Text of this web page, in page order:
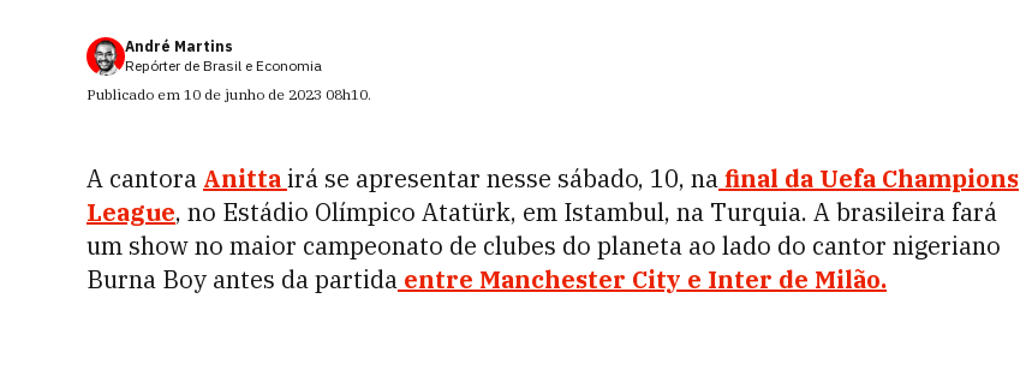
André Martins
Repórter de Brasil e Economia
Publicado em 10 de junho de 2023 08h10.
A cantora Anittairá se apresentar nesse sábado, 10, nafinal da Uefa Champions
League, no Estádio Olímpico Atatürk, em Istambul, na Turquia. A brasileira fará
um show no maior campeonato de clubes do planeta ao lado do cantor nigeriano
Burna Boy antes da partida entre Manchester City e Inter de Milão.